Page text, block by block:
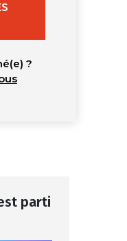
?
parti